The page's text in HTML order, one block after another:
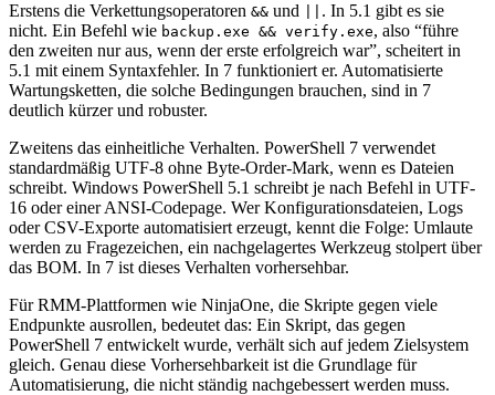
Erstens die Verkettungsoperatoren && und
. In 5.1 gibt es sie
nicht. Ein Befehl wie backup.exe && verify.exe, also “führe
den zweiten nur aus, wenn der erste erfolgreich war”, scheitert in
5.1 mit einem Syntaxfehler. In 7 funktioniert er. Automatisierte
Wartungsketten, die solche Bedingungen brauchen, sind in 7
deutlich kürzer und robuster.
Zweitens das einheitliche Verhalten. PowerShell 7 verwendet
standardmäßig UTF-8 ohne Byte-Order-Mark, wenn es Dateien
schreibt. Windows PowerShell 5.1 schreibt je nach Befehl in UTF-
16 oder einer ANSI-Codepage. Wer Konfigurationsdateien, Logs
oder CSV-Exporte automatisiert erzeugt, kennt die Folge: Umlaute
werden zu Fragezeichen, ein nachgelagertes Werkzeug stolpert über
das BOM. In 7 ist dieses Verhalten vorhersehbar.
Für RMM-Plattformen wie NinjaOne, die Skripte gegen viele
Endpunkte ausrollen, bedeutet das: Ein Skript, das gegen
PowerShell 7 entwickelt wurde, verhält sich auf jedem Zielsystem
gleich. Genau diese Vorhersehbarkeit ist die Grundlage für
Automatisierung, die nicht ständig nachgebessert werden muss.